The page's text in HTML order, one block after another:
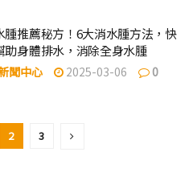
腫推薦秘方！6大消水腫方法，快
助身體排水，消除全身水腫
聞中心 2025-03-06 0
2 3